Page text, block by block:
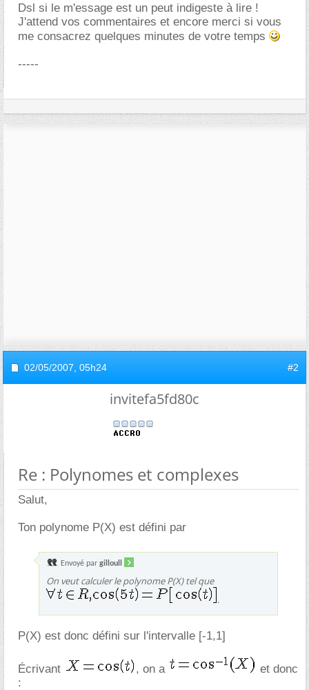
Dsl si le m'essage est un peut indigeste à lire !
J'attend vos commentaires et encore merci si vous
me consacrez quelques minutes de votre temps
-----
02/05/2007, 05h24 #2
invitefa5fd80c
Re : Polynomes et complexes
Salut,
Ton polynome P(X) est défini par
Envoyé par gilloull
On veut calculer le polynome P(X) tel que
.
P(X) est donc défini sur l'intervalle [-1,1]
Écrivant , on a
et donc
: